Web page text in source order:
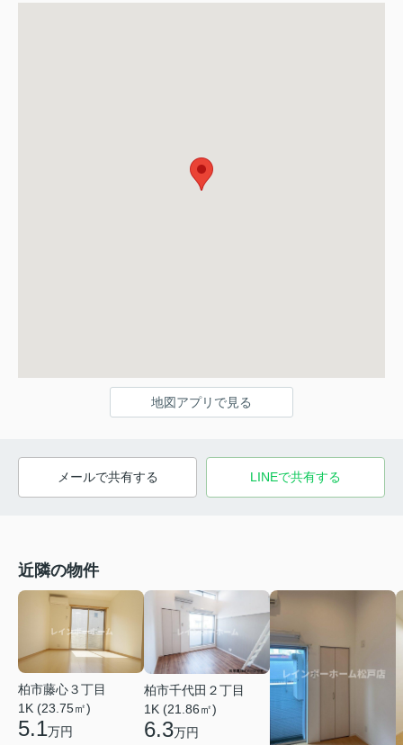
地図アプリで見る
メールで共有する LINEで共有する
近隣の物件
柏市藤心３丁目
1K (23.75㎡)
5.1万円
柏市千代田２丁目
1K (21.86㎡)
6.3万円